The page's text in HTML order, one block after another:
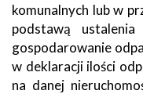
komunalnych lub w
podstawą
gospodarowanie
w deklaracji ilości
na danej